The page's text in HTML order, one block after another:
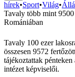
hírek•Sport•Világ•
Tavaly több mint
Romániában
Tavaly 100 ezer
összesen 9572
tájékoztattak
intézet képviselői.